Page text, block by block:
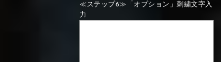
⑰Silver ⑱Green
⑰Silver ⑱Green
≪ステップ6≫「オプション」刺繍文字入
力